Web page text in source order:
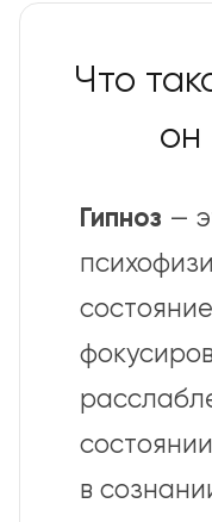
Что
он
Гипноз —
в